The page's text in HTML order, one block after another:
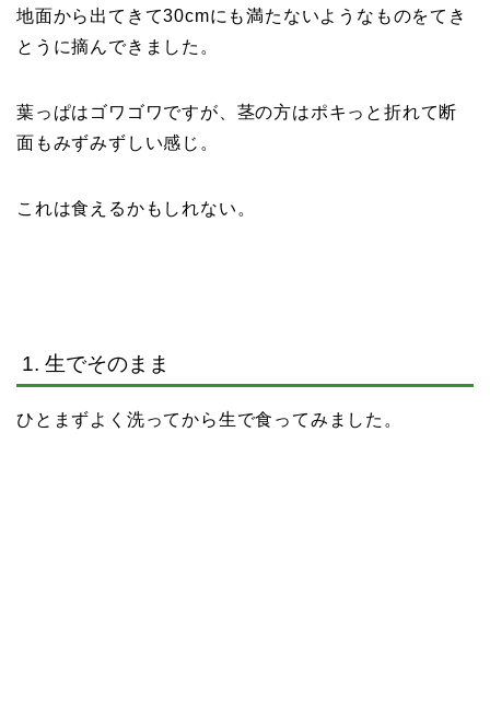
地面から出てきて30cmにも満たないようなものをてき
とうに摘んできました。
葉っぱはゴワゴワですが、茎の方はポキっと折れて断
面もみずみずしい感じ。
これは食えるかもしれない。
1. 生でそのまま
ひとまずよく洗ってから生で食ってみました。